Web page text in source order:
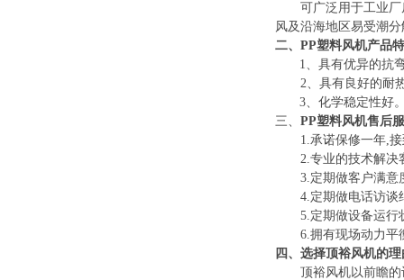
可广泛用于工业
风及沿海地区易受潮
二、 PP塑料风机产品
1、具有优异的抗
2、具有良好的耐
3、 化学稳定性好
三、 PP塑料风机售后
1.承诺保修一年,
2.专业的技术解决
3.定期做客户满意
4.定期做电话访谈
5.定期做设备运行
6.拥有现场动力平
四、选择顶裕风机的理
顶裕风机以前瞻